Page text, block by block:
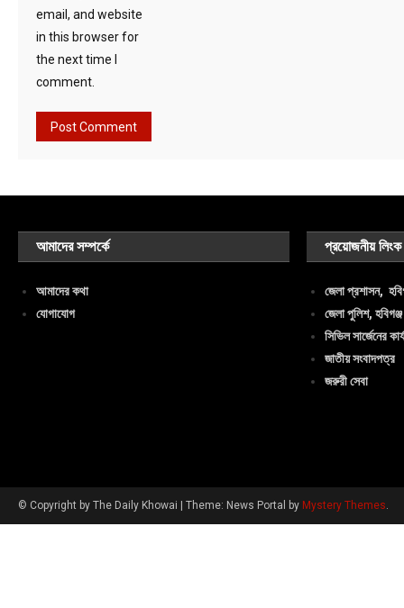
email, and website
in this browser for
the next time I
comment.
আমাদের সম্পর্কে
আমাদের কথা
যোগাযোগ
প্রয়োজনীয় লিংক
জেলা প্রশাসন,
জেলা পুলিশ, হবিগঞ্জ
সিভিল সার্জেনের
জাতীয় সংবাদপত্র
জরুরী সেবা
© Copyright by The Daily Khowai Theme: News Portal by Mystery Themes.